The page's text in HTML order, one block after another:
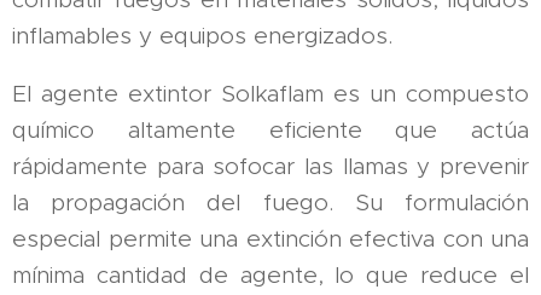
inflamables y equipos energizados.
El agente extintor Solkaflam es un compuesto
químico altamente eficiente que actúa
rápidamente para sofocar las llamas y prevenir
la propagación del fuego. Su formulación
especial permite una extinción efectiva con una
mínima cantidad de agente, lo que reduce el